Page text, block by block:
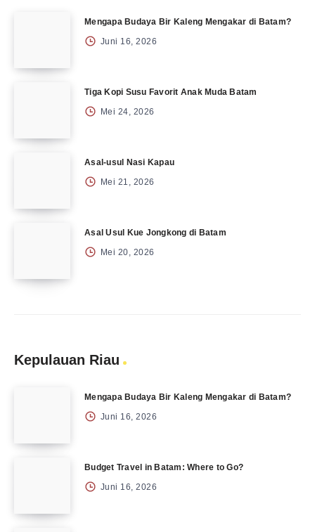
Mengapa Budaya Bir Kaleng Mengakar di Batam?
Juni 16, 2026
Tiga Kopi Susu Favorit Anak Muda Batam
Mei 24, 2026
Asal-usul Nasi Kapau
Mei 21, 2026
Asal Usul Kue Jongkong di Batam
Mei 20, 2026
Kepulauan Riau
Mengapa Budaya Bir Kaleng Mengakar di Batam?
Juni 16, 2026
Budget Travel in Batam: Where to Go?
Juni 16, 2026